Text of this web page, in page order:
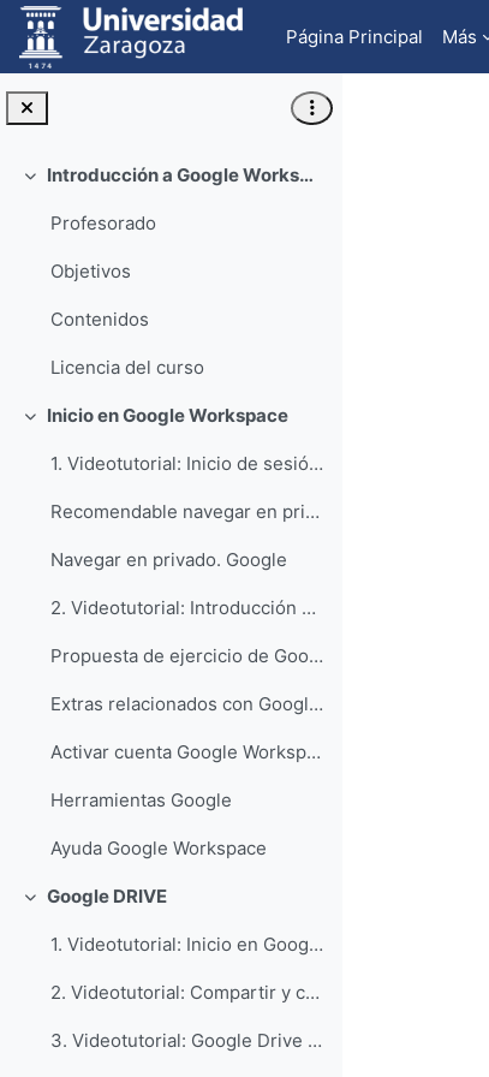
Salta al contenido principal
Página Principal
Más
Colapsar Introducción a Google Workspace
Profesorado
Objetivos
Contenidos
Licencia del curso
Colapsar
Inicio en Google Workspace
1. Videotutorial: Inicio de sesión en aplicaciones Google con cuenta @unizar.es
Recomendable navegar en privado cuando se utilice ...
Navegar en privado. Google
2. Videotutorial: Introducción a las aplicaciones Google. G-Suite for Education
Propuesta de ejercicio de Google Workspace
Extras relacionados con Google Workspace
Activar cuenta Google Workspace Unizar
Herramientas Google
Ayuda Google Workspace
Colapsar
Google DRIVE
1. Videotutorial: Inicio en Google Drive
2. Videotutorial: Compartir y colaborar en Google Drive
3. Videotutorial: Google Drive para ordenadores